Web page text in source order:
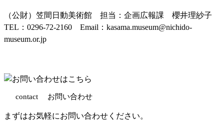
（公財）笠間日動美術館 担当：企画広報課 櫻井理紗子
TEL：0296-72-2160 Email：kasama.museum@nichido-
museum.or.jp
contact お問い合わせ
まずはお気軽にお問い合わせください。